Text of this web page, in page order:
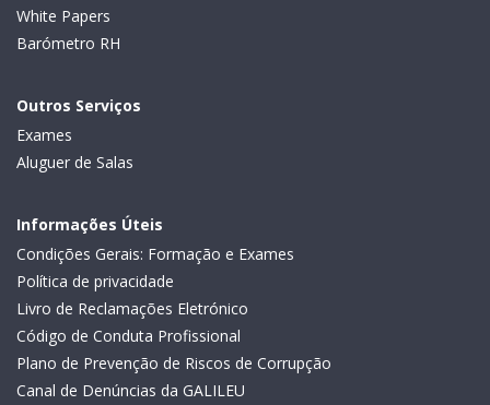
White Papers
Barómetro RH
Outros Serviços
Exames
Aluguer de Salas
Informações Úteis
Condições Gerais: Formação e Exames
Política de privacidade
Livro de Reclamações Eletrónico
Código de Conduta Profissional
Plano de Prevenção de Riscos de Corrupção
Canal de Denúncias da GALILEU